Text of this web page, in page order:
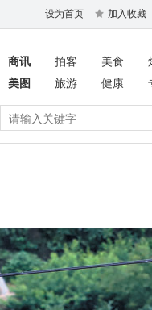
设为首页 加入收藏
商讯 拍客 美食
美图
旅游 健康